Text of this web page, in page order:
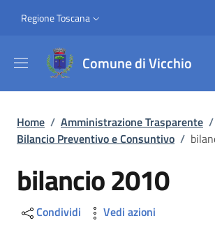
Slim top
Regione Toscana
Comune di Vicchio
Briciole di pane
Home / Amministrazione Trasparente /
Bilancio Preventivo e Consuntivo /
bilancio 2010
Condividi Vedi azioni